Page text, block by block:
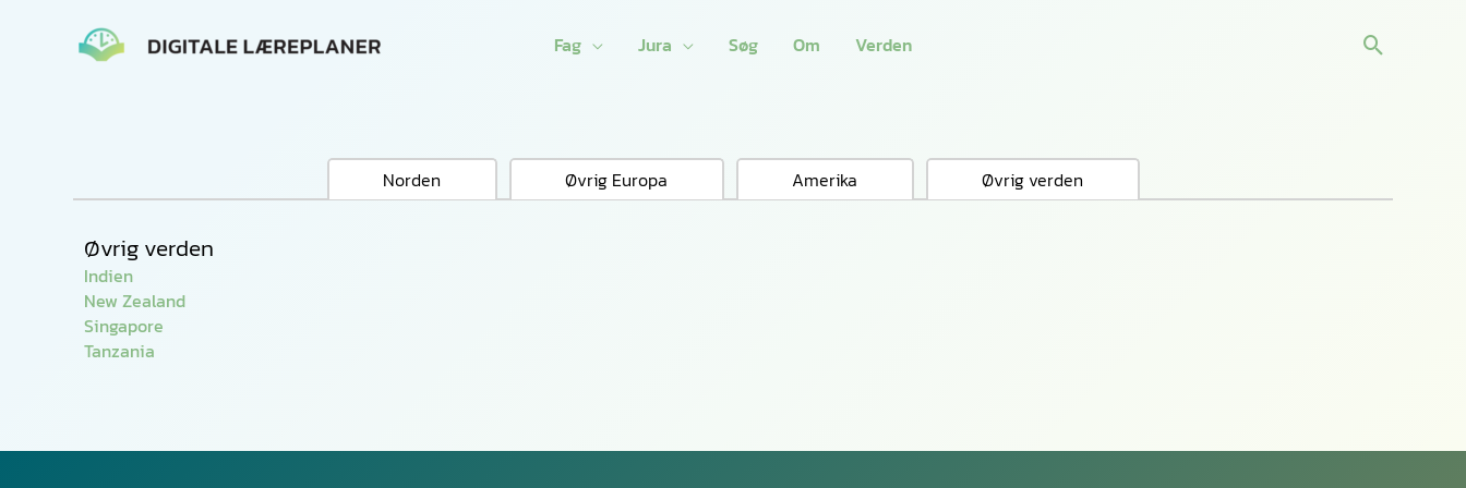
Fag Jura Søg Om Verden Søg
Norden Øvrig Europa Amerika Øvrig verden
Øvrig verden
Indien
New Zealand
Singapore
Tanzania